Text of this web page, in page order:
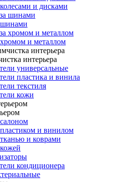
и дисками
шинами
хромом и металлом
интерьера
универсальные
пластика и винила
текстиля
кожи
пластиком и винилом
и коврами
кондиционера